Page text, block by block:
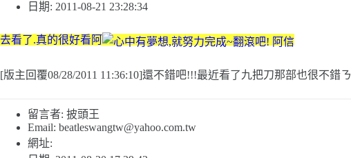
日期: 2011-08-21 23:28:34
去看了.真的很好看阿
[版主回覆08/28/2011 11:36:10]還不錯吧!!!最近看了九把刀那部也很不錯ㄋ
留言者: 披頭王
Email: beatleswangtw@yahoo.com.tw
網址: